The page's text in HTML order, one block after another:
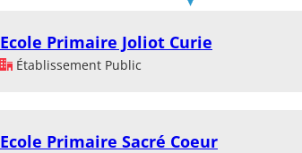
Ecole Primaire Joliot Curie
Établissement Public
Ecole Primaire Sacré Coeur